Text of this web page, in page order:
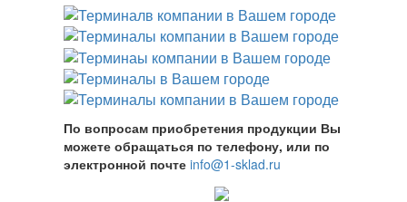
По вопросам приобретения продукции Вы
можете обращаться по телефону, или по
электронной почте info@1-sklad.ru